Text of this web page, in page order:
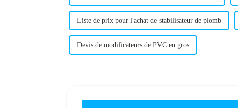
Liste de prix pour l'achat de stabilisateur de plomb
Devis de modificateurs de PVC en gros